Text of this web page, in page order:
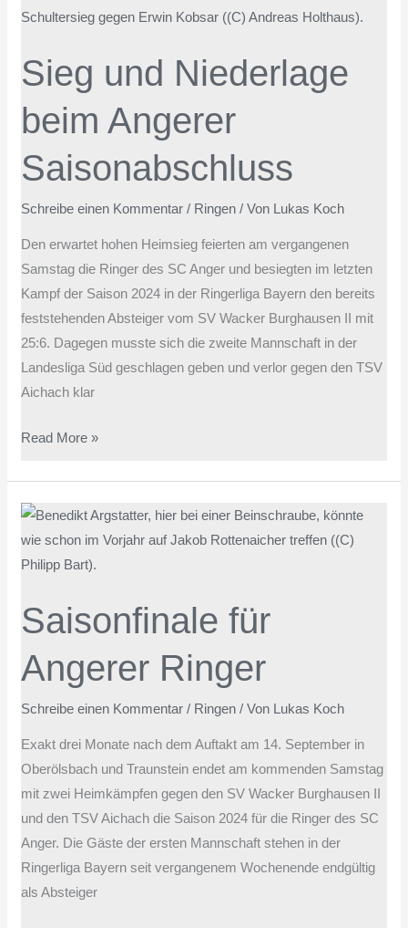
Sieg und Niederlage
beim Angerer
Saisonabschluss
Schreibe einen Kommentar / Ringen / Von Lukas Koch
Den erwartet hohen Heimsieg feierten am vergangenen
Samstag die Ringer des SC Anger und besiegten im letzten
Kampf der Saison 2024 in der Ringerliga Bayern den bereits
feststehenden Absteiger vom SV Wacker Burghausen II mit
25:6. Dagegen musste sich die zweite Mannschaft in der
Landesliga Süd geschlagen geben und verlor gegen den TSV
Aichach klar
und
beim
Angerer
Saisonabschluss
Read More »
Saisonfinale für
Angerer Ringer
Schreibe einen Kommentar / Ringen / Von Lukas Koch
Exakt drei Monate nach dem Auftakt am 14. September in
Oberölsbach und Traunstein endet am kommenden Samstag
mit zwei Heimkämpfen gegen den SV Wacker Burghausen II
und den TSV Aichach die Saison 2024 für die Ringer des SC
Anger. Die Gäste der ersten Mannschaft stehen in der
Ringerliga Bayern seit vergangenem Wochenende endgültig
als Absteiger
Saisonfinale
für
Angerer